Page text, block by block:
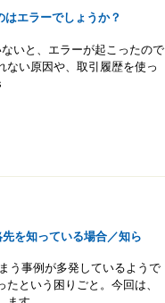
エラーでしょうか？
いと、エラーが起こったので
ない原因や、取引履歴を使っ
を知っている場合／知ら
う事例が多発しているようで
という困りごと。今回は、